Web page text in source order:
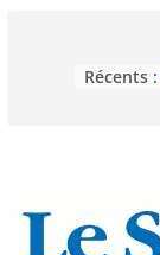
Récents :